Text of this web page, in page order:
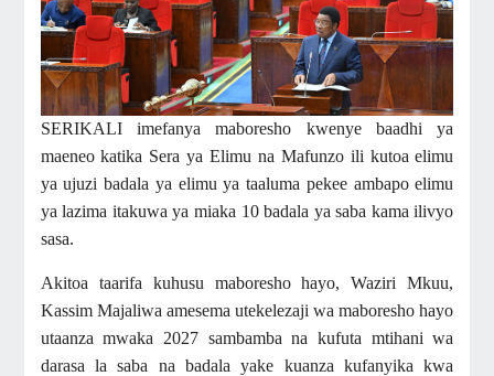
SERIKALI imefanya maboresho kwenye baadhi ya
maeneo katika Sera ya Elimu na Mafunzo ili kutoa elimu
ya ujuzi badala ya elimu ya taaluma pekee ambapo elimu
ya lazima itakuwa ya miaka 10 badala ya saba kama ilivyo
sasa.
Akitoa taarifa kuhusu maboresho hayo, Waziri Mkuu,
Kassim Majaliwa amesema utekelezaji wa maboresho hayo
utaanza mwaka 2027 sambamba na kufuta mtihani wa
darasa la saba na badala yake kuanza kufanyika kwa